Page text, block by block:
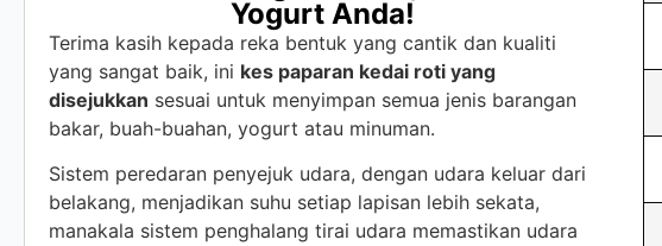
Yogurt Anda!
Terima kasih kepada reka bentuk yang cantik dan kualiti
yang sangat baik, ini kes paparan kedai roti yang
disejukkan sesuai untuk menyimpan semua jenis barangan
bakar, buah-buahan, yogurt atau minuman.
Sistem peredaran penyejuk udara, dengan udara keluar dari
belakang, menjadikan suhu setiap lapisan lebih sekata,
manakala sistem penghalang tirai udara memastikan udara